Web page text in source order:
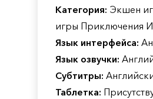
Категория: Экшен
игры Приключения
Язык интерфейса:
Язык озвучки:
Субтитры:
Таблетка: